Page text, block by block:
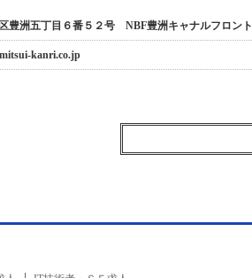
豊洲五丁目６番５２号 NBF豊洲キャナルフロント
kanri.co.jp